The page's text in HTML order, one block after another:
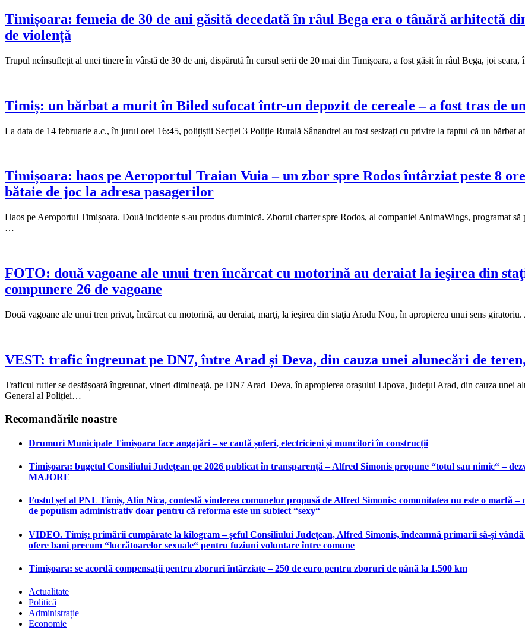
Timișoara: femeia de 30 de ani găsită decedată în râul Bega era o tânără arhitectă
de violență
Trupul neînsuflețit al unei tinere în vârstă de 30 de ani, dispărută în cursul serii de 20 mai din Timișoara, a fost găsit în râul Bega, joi
Timiș: un bărbat a murit în Biled sufocat într-un depozit de cereale – a fost tras de
La data de 14 februarie a.c., în jurul orei 16:45, polițiștii Secției 3 Poliție Rurală Sânandrei au fost sesizați cu privire la faptul că un bărbat
Timișoara: haos pe Aeroportul Traian Vuia – un zbor spre Rodos întârziat peste 8
bătaie de joc la adresa pasagerilor
Haos pe Aeroportul Timișoara. Două incidente s-au produs duminică. Zborul charter spre Rodos, al companiei AnimaWings, programat
…
FOTO: două vagoane ale unui tren încărcat cu motorină au deraiat la ieşirea din
compunere 26 de vagoane
Două vagoane ale unui tren privat, încărcat cu motorină, au deraiat, marţi, la ieşirea din staţia Aradu Nou, în apropierea unui sens
VEST: trafic îngreunat pe DN7, între Arad și Deva, din cauza unei alunecări de
Traficul rutier se desfășoară îngreunat, vineri dimineață, pe DN7 Arad–Deva, în apropierea orașului Lipova, județul Arad, din cauza
General al Poliției…
Recomandările noastre
Drumuri Municipale Timișoara face angajări – se caută șoferi, electricieni și muncitori în construcții
Timișoara: bugetul Consiliului Județean pe 2026 publicat în transparență – Alfred Simonis propune “totul sau nimic“ –
MAJORE
Fostul șef al PNL Timiș, Alin Nica, contestă vinderea comunelor propusă de Alfred Simonis: comunitatea nu este o marfă
de populism administrativ doar pentru că reforma este un subiect “sexy“
VIDEO. Timiș: primării cumpărate la kilogram – șeful Consiliului Județean, Alfred Simonis, îndeamnă primarii să-și vândă
ofere bani precum “lucrătoarelor sexuale“ pentru fuziuni voluntare între comune
Timișoara: se acordă compensații pentru zboruri întârziate – 250 de euro pentru zboruri de până la 1.500 km
Actualitate
Politică
Administrație
Economie